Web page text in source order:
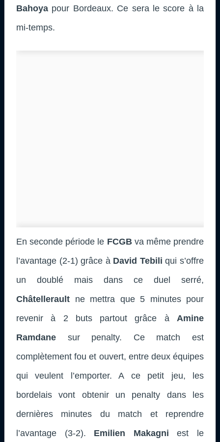
Bahoya pour Bordeaux. Ce sera le score à la
mi-temps.
En seconde période le FCGBva même prendre
l’avantage (2-1) grâce à David Tebili qui s’offre
un doublé mais dans ce duel serré,
Châtellerault ne mettra que 5 minutes pour
revenir à 2 buts partout grâce à Amine
Ramdane sur penalty. Ce match est
complètement fou et ouvert, entre deux équipes
qui veulent l’emporter. A ce petit jeu, les
bordelais vont obtenir un penalty dans les
dernières minutes du match et reprendre
l’avantage (3-2). Emilien Makagni est le